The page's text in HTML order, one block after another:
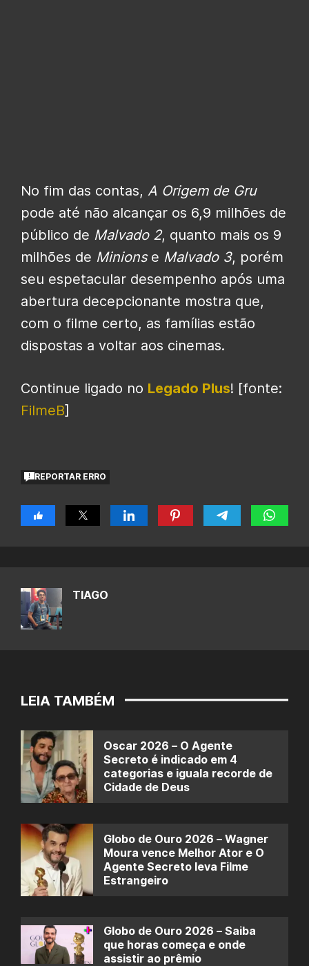
No fim das contas, A Origem de Gru
pode até não alcançar os 6,9 milhões de
público de Malvado 2, quanto mais os 9
milhões de Minionse Malvado 3, porém
seu espetacular desempenho após uma
abertura decepcionante mostra que,
com o filme certo, as famílias estão
dispostas a voltar aos cinemas.
Continue ligado no Legado Plus! [fonte:
FilmeB]
REPORTAR ERRO
TIAGO
LEIA TAMBÉM
Oscar 2026 – O Agente
Secreto é indicado em 4
categorias e iguala recorde de
Cidade de Deus
Globo de Ouro 2026 – Wagner
Moura vence Melhor Ator e O
Agente Secreto leva Filme
Estrangeiro
Globo de Ouro 2026 – Saiba
que horas começa e onde
assistir ao prêmio